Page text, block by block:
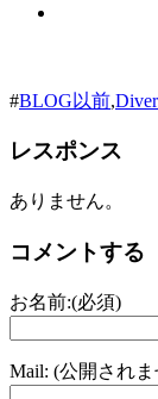
#BLOG以前,
レスポンス
ありません。
コメントする
お名前:(必須)
Mail: (公開され